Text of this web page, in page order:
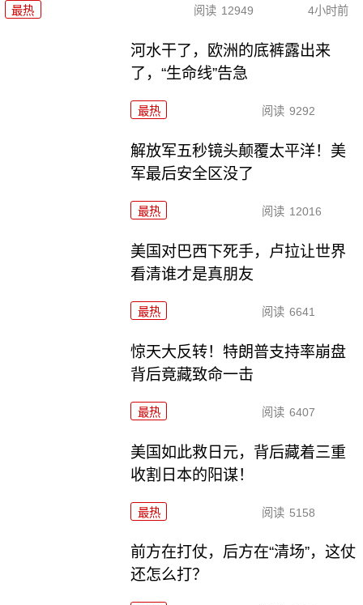
最热 阅读 12949 4小时前
河水干了，欧洲的底裤露出来
了，“生命线”告急
最热 阅读 9292
解放军五秒镜头颠覆太平洋！美
军最后安全区没了
最热 阅读 12016
美国对巴西下死手，卢拉让世界
看清谁才是真朋友
最热 阅读 6641
惊天大反转！特朗普支持率崩盘
背后竟藏致命一击
最热 阅读 6407
美国如此救日元，背后藏着三重
收割日本的阳谋！
最热 阅读 5158
前方在打仗，后方在“清场”，这仗
还怎么打？